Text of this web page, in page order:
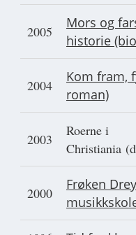
2005
Mors og
historie
2004
Kom fram,
roman)
2003
Roerne i
Christiania
2000
Frøken